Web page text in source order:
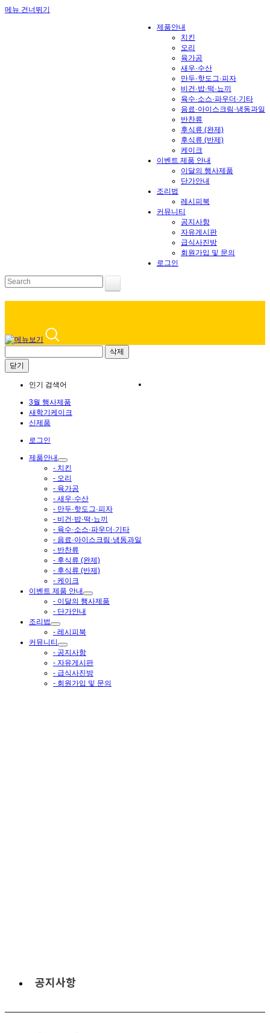
메뉴 건너뛰기
제품안내
치킨
오리
육가공
새우·수산
만두·핫도그·피자
비건·밥·떡·뇨끼
육수·소스·파우더·기타
음료·아이스크림·냉동과일
반찬류
후식류 (완제)
후식류 (반제)
케이크
이벤트 제품 안내
이달의 행사제품
단가안내
조리법
레시피북
커뮤니티
공지사항
자유게시판
급식사진방
회원가입 및 문의
로그인
삭제
닫기
인기 검색어
3월 행사제품
새학기케이크
신제품
로그인
제품안내
- 치킨
- 오리
- 육가공
- 새우·수산
- 만두·핫도그·피자
- 비건·밥·떡·뇨끼
- 육수·소스·파우더·기타
- 음료·아이스크림·냉동과일
- 반찬류
- 후식류 (완제)
- 후식류 (반제)
- 케이크
이벤트 제품 안내
- 이달의 행사제품
- 단가안내
조리법
- 레시피북
커뮤니티
- 공지사항
- 자유게시판
- 급식사진방
- 회원가입 및 문의
공지사항